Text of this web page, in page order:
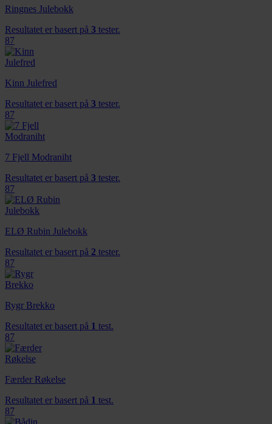
Ringnes Julebokk
Resultatet er basert på 3 tester.
87
Kinn Julefred
Resultatet er basert på 3 tester.
87
7 Fjell Modraniht
Resultatet er basert på 3 tester.
87
ELØ Rubin Julebokk
Resultatet er basert på 2 tester.
87
Rygr Brekko
Resultatet er basert på 1 test.
87
Færder Røkelse
Resultatet er basert på 1 test.
87